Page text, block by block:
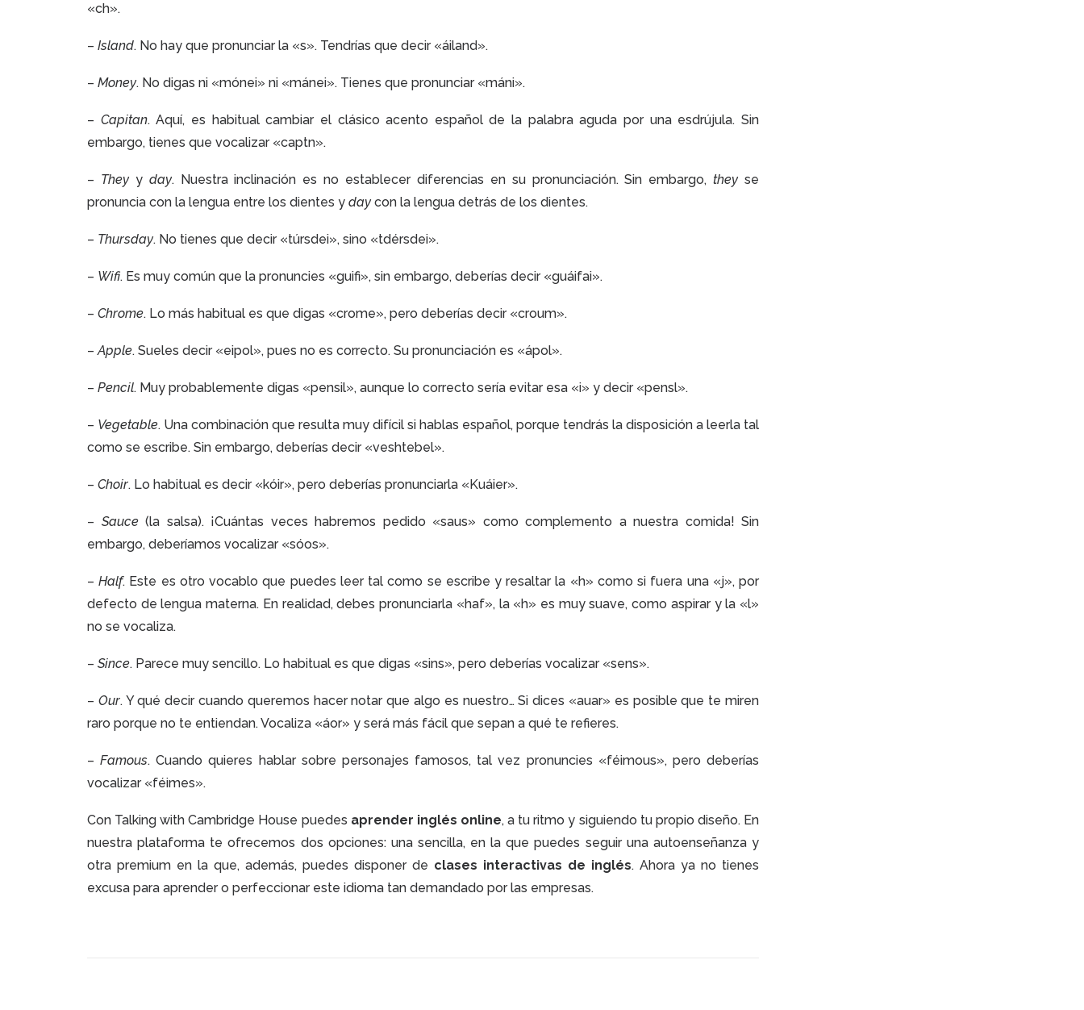
«ch».
– Island. No hay que pronunciar la «s». Tendrías que decir «áiland».
– Money. No digas ni «mónei» ni «mánei». Tienes que pronunciar «máni».
– Capitan. Aquí, es habitual cambiar el clásico acento español de la palabra aguda por una esdrújula. Sin
embargo, tienes que vocalizar «captn».
– Theyy day. Nuestra inclinación es no establecer diferencias en su pronunciación. Sin embargo,they se
pronuncia con la lengua entre los dientes y day con la lengua detrás de los dientes.
– Thursday. No tienes que decir «túrsdei», sino «tdérsdei».
– Wifi. Es muy común que la pronuncies «guifi», sin embargo, deberías decir «guáifai».
– Chrome. Lo más habitual es que digas «crome», pero deberías decir «croum».
–Apple. Sueles decir «eipol», pues no es correcto. Su pronunciación es «ápol».
– Pencil. Muy probablemente digas «pensil», aunque lo correcto sería evitar esa «i» y decir «pensl».
– Vegetable. Una combinación que resulta muy difícil si hablas español, porque tendrás la disposición a leerla tal
como se escribe. Sin embargo, deberías decir «veshtebel».
– Choir. Lo habitual es decir «kóir», pero deberías pronunciarla «Kuáier».
– Sauce(la salsa). ¡Cuántas veces habremos pedido «saus» como complemento a nuestra comida! Sin
embargo, deberíamos vocalizar «sóos».
–Half. Este es otro vocablo que puedes leer tal como se escribe y resaltar la «h» como si fuera una «j», por
defecto de lengua materna. En realidad, debes pronunciarla «haf», la «h» es muy suave, como aspirar y la «l»
no se vocaliza.
– Since. Parece muy sencillo. Lo habitual es que digas «sins», pero deberías vocalizar «sens».
– Our. Y qué decir cuando queremos hacer notar que algo es nuestro… Si dices «auar» es posible que te miren
raro porque no te entiendan. Vocaliza «áor» y será más fácil que sepan a qué te refieres.
–Famous. Cuando quieres hablar sobre personajes famosos, tal vez pronuncies «féimous», pero deberías
vocalizar «féimes».
Con Talking with Cambridge House puedes aprender inglés online, a tu ritmo y siguiendo tu propio diseño. En
nuestra plataforma te ofrecemos dos opciones: una sencilla, en la que puedes seguir una autoenseñanza y
otra premium en la que, además, puedes disponer de clases interactivas de inglés. Ahora ya no tienes
excusa para aprender o perfeccionar este idioma tan demandado por las empresas.